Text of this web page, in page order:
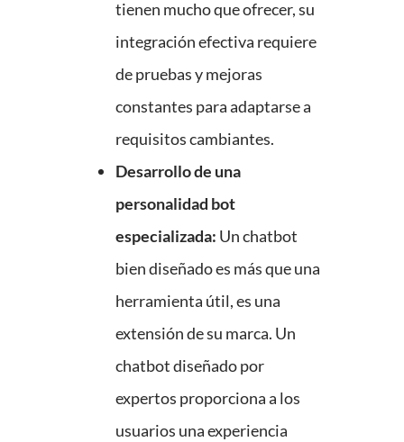
tienen mucho que ofrecer, su
integración efectiva requiere
de pruebas y mejoras
constantes para adaptarse a
requisitos cambiantes.
Desarrollo de una
personalidad bot
especializada: Un chatbot
bien diseñado es más que una
herramienta útil, es una
extensión de su marca. Un
chatbot diseñado por
expertos proporciona a los
usuarios una experiencia